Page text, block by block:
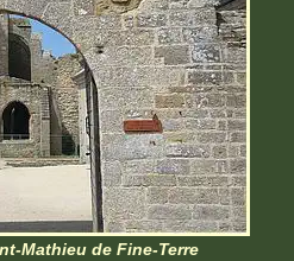
Mathieu de Fine-Terre